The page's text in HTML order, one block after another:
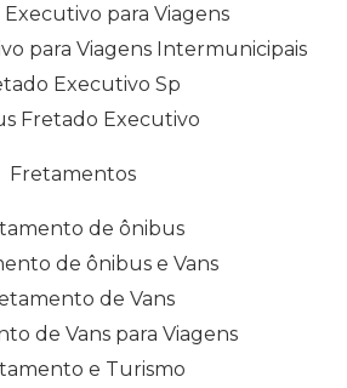
para Viagens
para Viagens Intermunicipais
Executivo Sp
Fretado Executivo
Fretamentos
de ônibus
de ônibus e Vans
de Vans
de Vans para Viagens
e Turismo